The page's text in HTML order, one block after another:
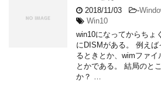
2018/11/03 -
Win10
win10になってからちょ
にDISMがある。 例え
るときとか、wimファ
とかである。 結局のと
か？ …